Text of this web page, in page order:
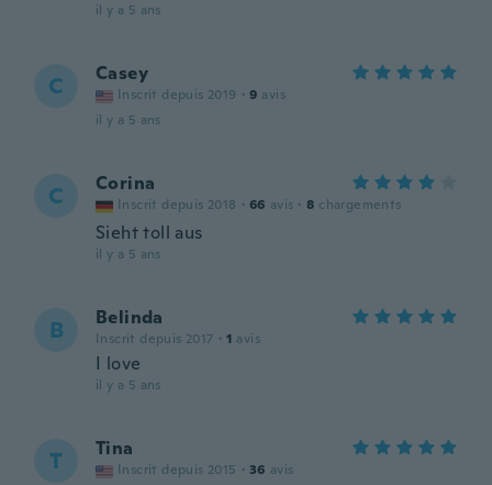
il y a 5 ans
C Casey
Inscrit depuis 2019 · 9 avis
il y a 5 ans
C Corina
Inscrit depuis 2018 · 66 avis · 8 chargements
Sieht toll aus
il y a 5 ans
B Belinda
Inscrit depuis 2017 · 1 avis
I love
il y a 5 ans
T Tina
Inscrit depuis 2015 · 36 avis